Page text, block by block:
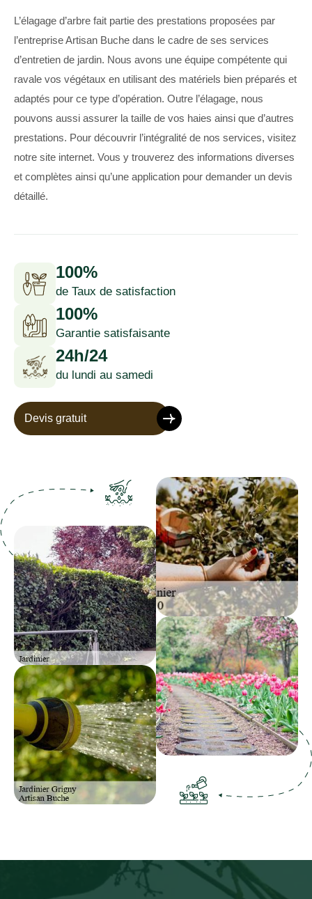
L’élagage d’arbre fait partie des prestations proposées par
l’entreprise Artisan Buche dans le cadre de ses services
d’entretien de jardin. Nous avons une équipe compétente qui
ravale vos végétaux en utilisant des matériels bien préparés et
adaptés pour ce type d’opération. Outre l’élagage, nous
pouvons aussi assurer la taille de vos haies ainsi que d’autres
prestations. Pour découvrir l’intégralité de nos services, visitez
notre site internet. Vous y trouverez des informations diverses
et complètes ainsi qu’une application pour demander un devis
détaillé.
100%
de Taux de satisfaction
100%
Garantie satisfaisante
24h/24
du lundi au samedi
Devis gratuit